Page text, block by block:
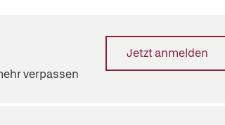
verpassen
Jetzt anmelden